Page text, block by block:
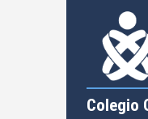
Colegio